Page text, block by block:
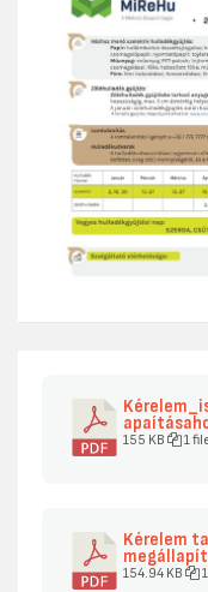
155 KB 1
Kérelem
154.94 KB